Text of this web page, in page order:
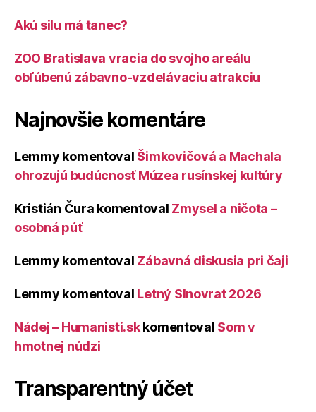
Akú silu má tanec?
ZOO Bratislava vracia do svojho areálu
obľúbenú zábavno-vzdelávaciu atrakciu
Najnovšie komentáre
Lemmy komentoval Šimkovičová a Machala
ohrozujú budúcnosť Múzea rusínskej kultúry
Kristián Čura komentoval Zmysel a ničota –
osobná púť
Lemmy komentoval Zábavná diskusia pri čaji
Lemmy komentoval Letný Slnovrat 2026
Nádej – Humanisti.skkomentoval Som v
hmotnej núdzi
Transparentný účet